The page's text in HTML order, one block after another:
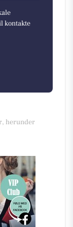
kontakte
herunder